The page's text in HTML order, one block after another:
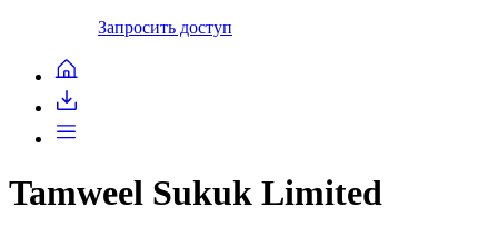
Запросить доступ
Tamweel Sukuk Limited